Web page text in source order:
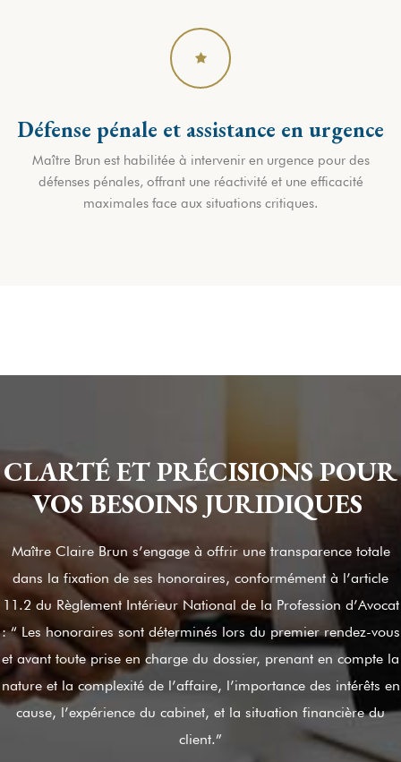
Défense pénale et assistance en urgence
Maître Brun est habilitée à intervenir en urgence pour des
défenses pénales, offrant une réactivité et une efficacité
maximales face aux situations critiques.
CLARTÉ ET PRÉCISIONS POUR
VOS BESOINS JURIDIQUES
Maître Claire Brun s’engage à offrir une transparence totale
dans la fixation de ses honoraires, conformément à l’article
11.2 du Règlement Intérieur National de la Profession d’Avocat
: “ Les honoraires sont déterminés lors du premier rendez-vous
et avant toute prise en charge du dossier, prenant en compte la
nature et la complexité de l’affaire, l’importance des intérêts en
cause, l’expérience du cabinet, et la situation financière du
client.”